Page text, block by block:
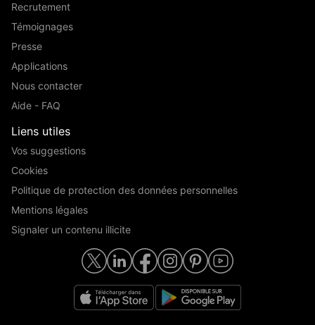
Recrutement
Témoignages
Presse
Applications
Nous contacter
Aide - FAQ
Liens utiles
Vos suggestions
Cookies
Politique de protection des données personnelles
Mentions légales
Signaler un contenu illicite